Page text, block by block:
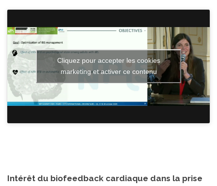
Cliquez pour accepter les cookies
marketing et activer ce contenu
Intérêt du biofeedback cardiaque dans la prise